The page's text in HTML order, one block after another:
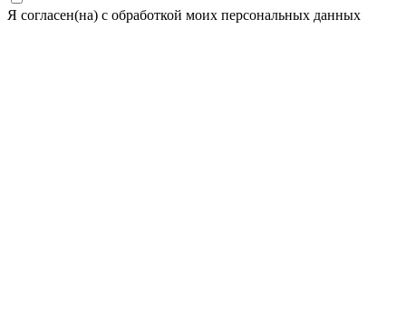
Я согласен(на) с обработкой моих персональных данных